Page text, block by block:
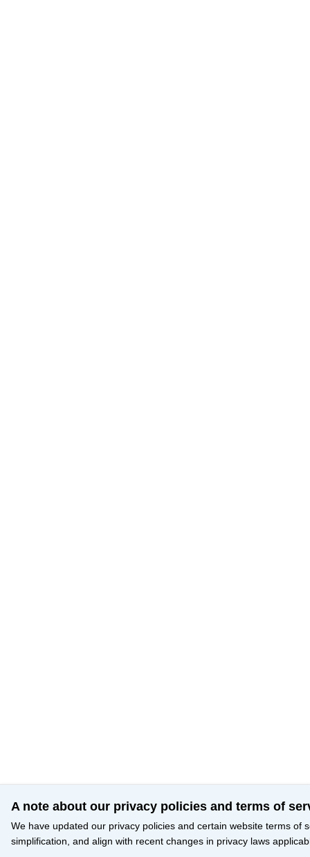
A note about our privacy policies and terms of
We have updated our privacy policies and certain website terms of
simplification, and align with recent changes in privacy laws